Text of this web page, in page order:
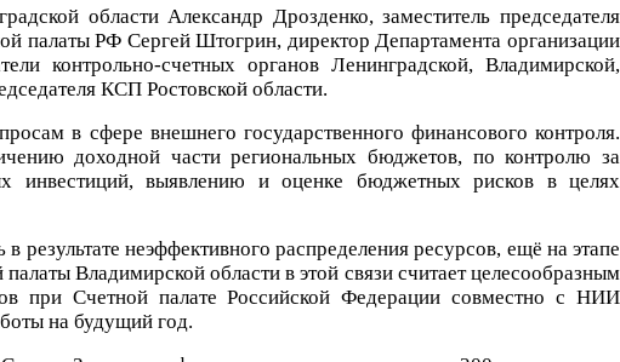
области Александр Дрозденко, заместитель председателя
палаты РФ Сергей Штогрин, директор Департамента организации
контрольно-счетных органов Ленинградской, Владимирской,
КСП Ростовской области.
в сфере внешнего государственного финансового контроля.
доходной части региональных бюджетов, по контролю за
инвестиций, выявлению и оценке бюджетных рисков в целях
неэффективного распределения ресурсов, ещё на этапе
Владимирской области в этой связи считает целесообразным
при Счетной палате Российской Федерации совместно с НИИ
на будущий год.